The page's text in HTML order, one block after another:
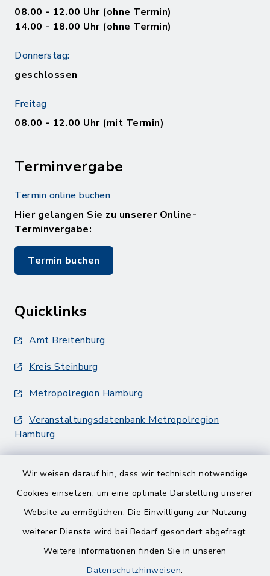
Wir weisen darauf hin, dass wir technisch notwendige
Cookies einsetzen, um eine optimale Darstellung unserer
Website zu ermöglichen. Die Einwilligung zur Nutzung
weiterer Dienste wird bei Bedarf gesondert abgefragt.
Weitere Informationen finden Sie in unseren
Datenschutzhinweisen.
08.00 - 12.00 Uhr (ohne Termin)
14.00 - 18.00 Uhr (ohne Termin)
Donnerstag:
geschlossen
Freitag
08.00 - 12.00 Uhr (mit Termin)
Terminvergabe
Termin online buchen
Hier gelangen Sie zu unserer Online-
Terminvergabe:
Termin buchen
Quicklinks
Amt Breitenburg
Kreis Steinburg
Metropolregion Hamburg
Veranstaltungsdatenbank Metropolregion
Hamburg
Barrierefreiheit